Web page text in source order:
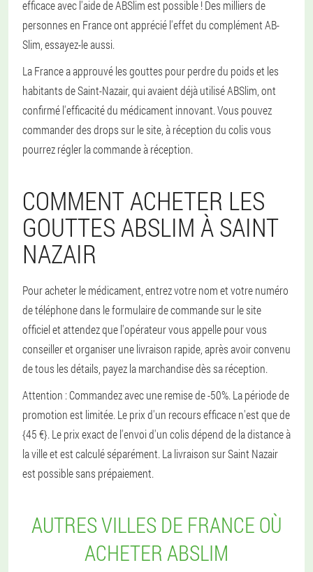
efficace avec l'aide de ABSlim est possible ! Des milliers de
personnes en France ont apprécié l'effet du complément AB-
Slim, essayez-le aussi.
La France a approuvé les gouttes pour perdre du poids et les
habitants de Saint-Nazair, qui avaient déjà utilisé ABSlim, ont
confirmé l'efficacité du médicament innovant. Vous pouvez
commander des drops sur le site, à réception du colis vous
pourrez régler la commande à réception.
COMMENT ACHETER LES
GOUTTES ABSLIM À SAINT
NAZAIR
Pour acheter le médicament, entrez votre nom et votre numéro
de téléphone dans le formulaire de commande sur le site
officiel et attendez que l'opérateur vous appelle pour vous
conseiller et organiser une livraison rapide, après avoir convenu
de tous les détails, payez la marchandise dès sa réception.
Attention : Commandez avec une remise de -50%. La période de
promotion est limitée. Le prix d'un recours efficace n'est que de
{45 €}. Le prix exact de l'envoi d'un colis dépend de la distance à
la ville et est calculé séparément. La livraison sur Saint Nazair
est possible sans prépaiement.
AUTRES VILLES DE FRANCE OÙ
ACHETER ABSLIM